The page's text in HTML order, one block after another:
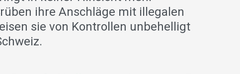
ihre Anschläge mit illegalen
sie von Kontrollen unbehelligt